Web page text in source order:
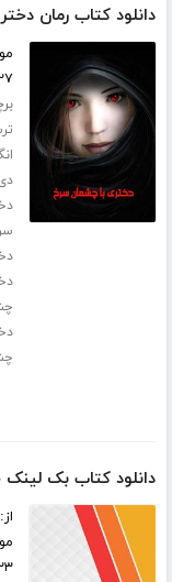
دانلود کتاب رمان
۴۲۷
دانلود کتاب بک
از:
۲۳